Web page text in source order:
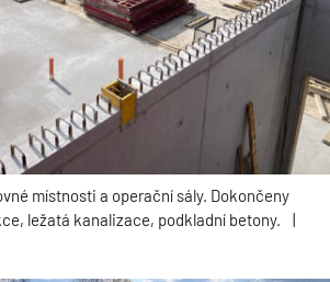
místnosti a operační sály. Dokončeny
ležatá kanalizace, podkladní betony.
|